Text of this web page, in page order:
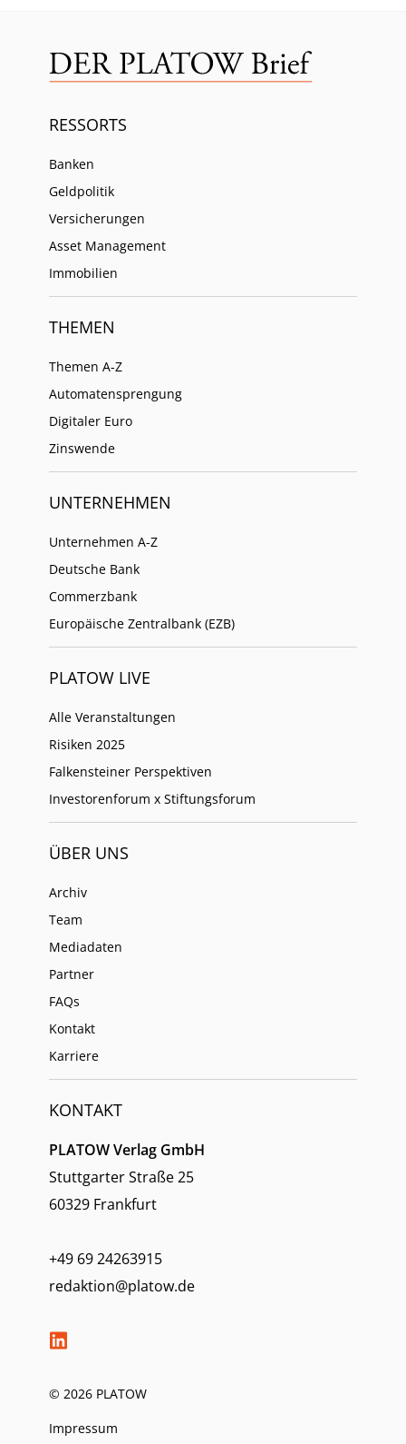
RESSORTS
Banken
Geldpolitik
Versicherungen
Asset Management
Immobilien
THEMEN
Themen A-Z
Automatensprengung
Digitaler Euro
Zinswende
UNTERNEHMEN
Unternehmen A-Z
Deutsche Bank
Commerzbank
Europäische Zentralbank (EZB)
PLATOW LIVE
Alle Veranstaltungen
Risiken 2025
Falkensteiner Perspektiven
Investorenforum x Stiftungsforum
ÜBER UNS
Archiv
Team
Mediadaten
Partner
FAQs
Kontakt
Karriere
KONTAKT
PLATOW Verlag GmbH
Stuttgarter Straße 25
60329 Frankfurt
+49 69 24263915
redaktion@platow.de
© 2026 PLATOW
Impressum